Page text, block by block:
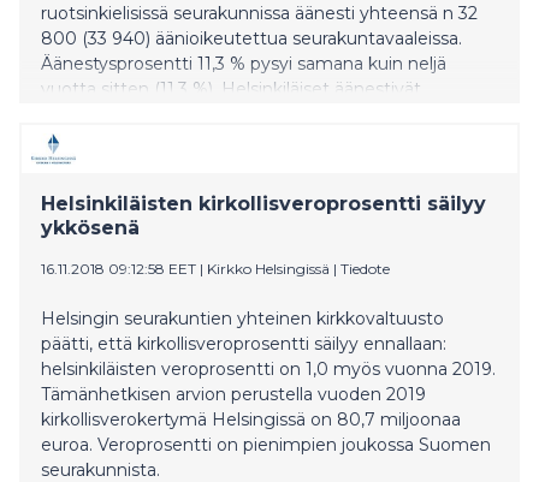
ruotsinkielisissä seurakunnissa äänesti yhteensä n 32
800 (33 940) äänioikeutettua seurakuntavaaleissa.
Äänestysprosentti 11,3 % pysyi samana kuin neljä
vuotta sitten (11,3 %). Helsinkiläiset äänestivät
Ennakkoääniä annettiin 17 304 (17 224) ääntä.
Helsinkiläisten kirkollisveroprosentti säilyy
ykkösenä
16.11.2018 09:12:58 EET | Kirkko Helsingissä | Tiedote
Helsingin seurakuntien yhteinen kirkkovaltuusto
päätti, että kirkollisveroprosentti säilyy ennallaan:
helsinkiläisten veroprosentti on 1,0 myös vuonna 2019.
Tämänhetkisen arvion perustella vuoden 2019
kirkollisverokertymä Helsingissä on 80,7 miljoonaa
euroa. Veroprosentti on pienimpien joukossa Suomen
seurakunnista.